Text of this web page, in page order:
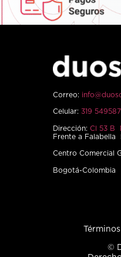
Correo:
Celular: 319
Dirección: Cl 53 B
Frente a Falabella
Centro Comercial
Bogotá-Colombia
©